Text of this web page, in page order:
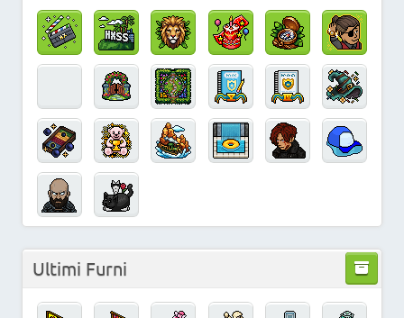
Ultimi Furni